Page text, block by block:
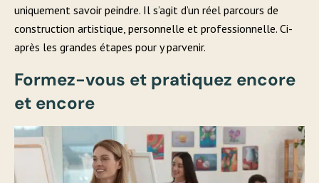
uniquement savoir peindre. Il s’agit d’un réel parcours de
construction artistique, personnelle et professionnelle. Ci-
après les grandes étapes pour y parvenir.
Formez-vous et pratiquez encore
et encore